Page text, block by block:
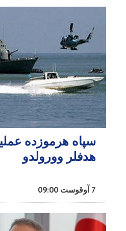
سپاه هرموزده
هدفلر وورولدو
7 آوقوست 09:00